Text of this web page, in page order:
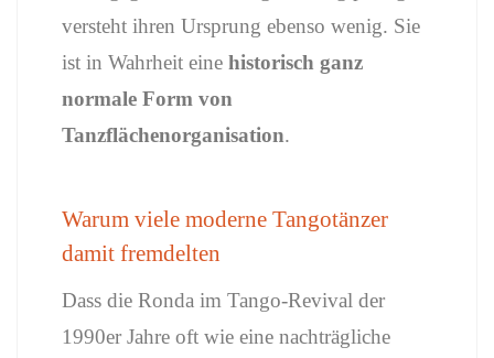
versteht ihren Ursprung ebenso wenig. Sie
ist in Wahrheit eine historisch ganz
normale Form von
Tanzflächenorganisation.
Warum viele moderne Tangotänzer
damit fremdelten
Dass die Ronda im Tango-Revival der
1990er Jahre oft wie eine nachträgliche